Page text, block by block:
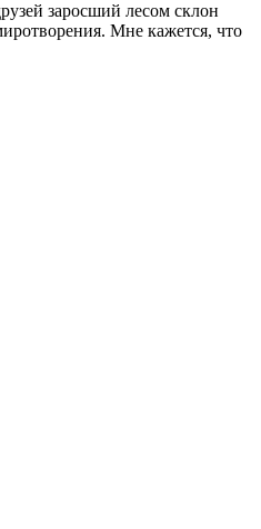
заросший лесом склон
Мне кажется, что